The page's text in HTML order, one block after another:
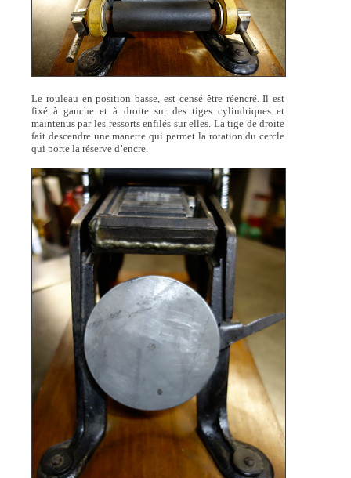
Le rouleau en position basse, est censé être réencré. Il est
fixé à gauche et à droite sur des tiges cylindriques et
maintenus par les ressorts enfilés sur elles. La tige de droite
fait descendre une manette qui permet la rotation du cercle
qui porte la réserve d’encre.